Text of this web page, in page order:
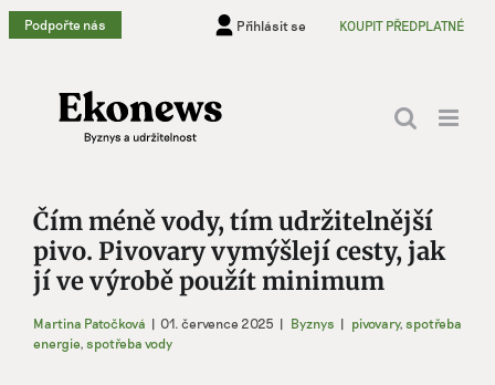
Přeskočit
na
Podpořte nás Přihlásit se KOUPIT PŘEDPLATNÉ
Čím méně vody, tím udržitelnější
pivo. Pivovary vymýšlejí cesty, jak
jí ve výrobě použít minimum
Martina Patočková | 01. července 2025 | Byznys | pivovary, spotřeba
energie, spotřeba vody